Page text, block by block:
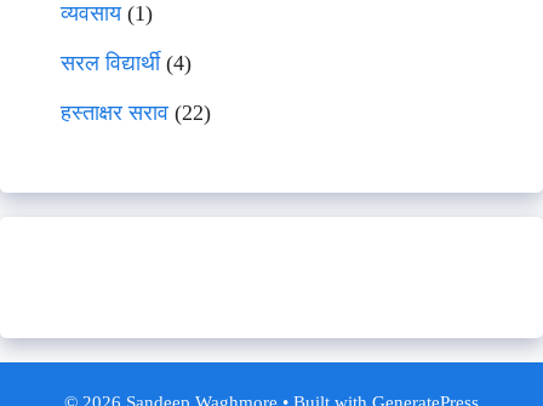
व्यवसाय(1)
सरल विद्यार्थी(4)
हस्ताक्षर सराव (22)